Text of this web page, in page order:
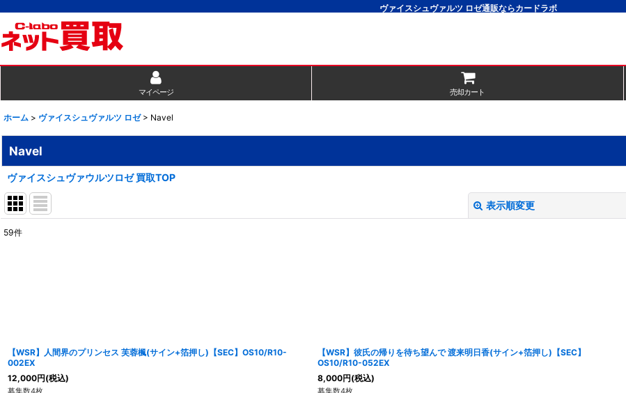
ヴァイスシュヴァルツ ロゼ通販ならカードラボ
マイページ 売却カート
ホーム > ヴァイスシュヴァルツ ロゼ > Navel
Navel
ヴァイスシュヴァウルツロゼ 買取TOP
表示順変更
59件
【WSR】人間界のプリンセス 芙蓉楓(サイン+箔押し)【SEC】OS10/R10-
002EX
12,000円(税込)
募集数4枚
【WSR】彼氏の帰りを待ち望んで 渡来明日香(サイン+箔押し)【SEC】
OS10/R10-052EX
8,000円(税込)
募集数4枚